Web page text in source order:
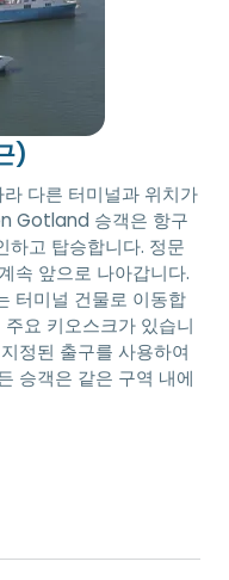
)
다른 터미널과 위치가
Gotland 승객은 항구
하고 탑승합니다. 정문
속 앞으로 나아갑니다.
터미널 건물로 이동합
요 키오스크가 있습니
정된 출구를 사용하여
승객은 같은 구역 내에